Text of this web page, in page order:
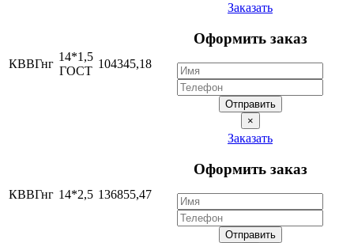
КВВГнг
14*1,5
ГОСТ
104345,18
Заказать
Оформить заказ
Отправить
×
КВВГнг 14*2,5 136855,47
Заказать
Оформить заказ
Отправить